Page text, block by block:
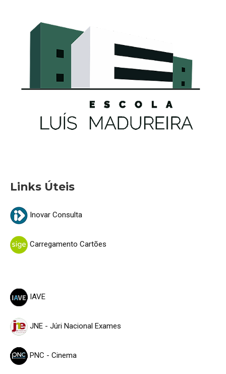
Links Úteis
Inovar Consulta
Carregamento Cartões
IAVE
JNE - Júri Nacional Exames
PNC - Cinema